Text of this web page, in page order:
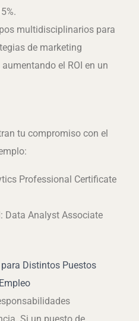
multidisciplinarios para
de marketing
el ROI en un
tu compromiso con el
Professional Certificate
Data Analyst Associate
Distintos Puestos